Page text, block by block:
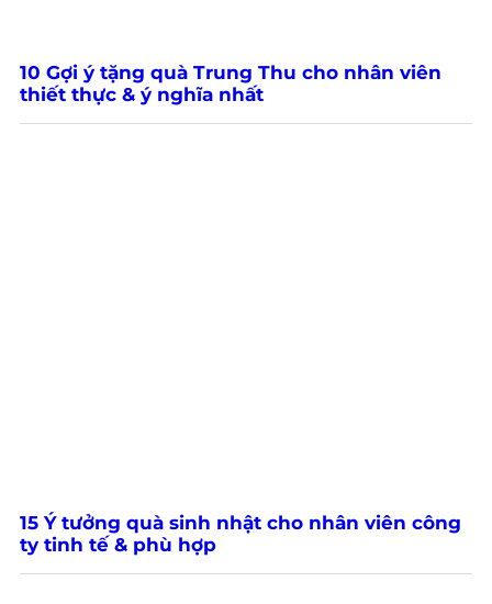
10 Gợi ý tặng quà Trung Thu cho nhân viên
thiết thực & ý nghĩa nhất
15 Ý tưởng quà sinh nhật cho nhân viên công
ty tinh tế & phù hợp